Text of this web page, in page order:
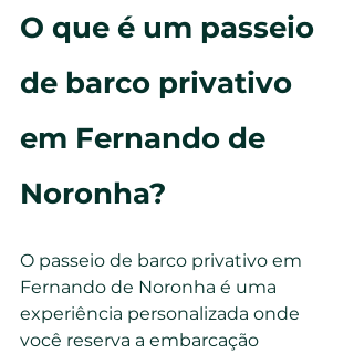
O que é um passeio
de barco privativo
em Fernando de
Noronha?
O passeio de barco privativo em
Fernando de Noronha é uma
experiência personalizada onde
você reserva a embarcação